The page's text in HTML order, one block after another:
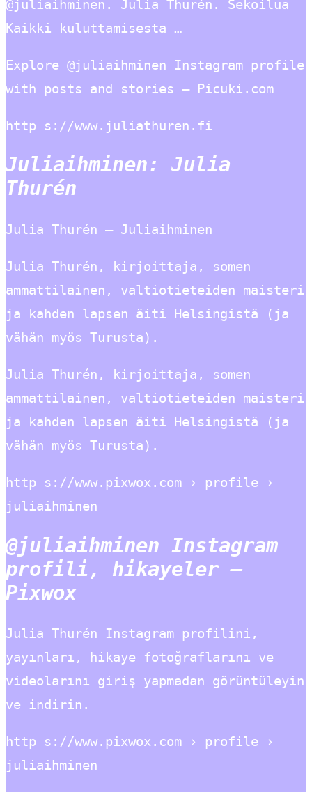
@juliaihminen. Julia Thurén. Sekoilua
Kaikki kuluttamisesta …
Explore @juliaihminen Instagram profile
with posts and stories – Picuki.com
http s://www.juliathuren.fi
Juliaihminen: Julia
Thurén
Julia Thurén – Juliaihminen
Julia Thurén, kirjoittaja, somen
ammattilainen, valtiotieteiden maisteri
ja kahden lapsen äiti Helsingistä (ja
vähän myös Turusta).
Julia Thurén, kirjoittaja, somen
ammattilainen, valtiotieteiden maisteri
ja kahden lapsen äiti Helsingistä (ja
vähän myös Turusta).
http s://www.pixwox.com › profile ›
juliaihminen
@juliaihminen Instagram
profili, hikayeler –
Pixwox
Julia Thurén Instagram profilini,
yayınları, hikaye fotoğraflarını ve
videolarını giriş yapmadan görüntüleyin
ve indirin.
http s://www.pixwox.com › profile ›
juliaihminen